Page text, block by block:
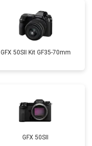
GFX 50SII Kit GF35-70mm
GFX 50SII